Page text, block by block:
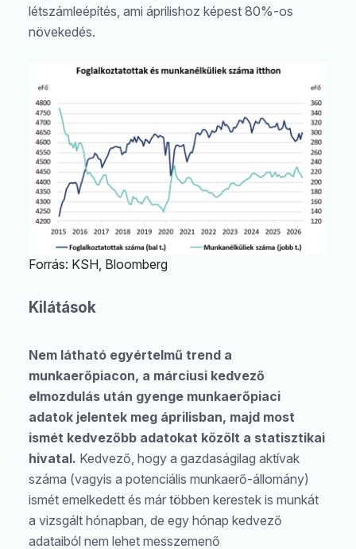
létszámleépítés, ami áprilishoz képest 80%-os
növekedés.
Forrás: KSH, Bloomberg
Kilátások
Nem látható egyértelmű trend a
munkaerőpiacon, a márciusi kedvező
elmozdulás után gyenge munkaerőpiaci
adatok jelentek meg áprilisban, majd most
ismét kedvezőbb adatokat közölt a statisztikai
hivatal. Kedvező, hogy a gazdaságilag aktívak
száma (vagyis a potenciális munkaerő-állomány)
ismét emelkedett és már többen kerestek is munkát
a vizsgált hónapban, de egy hónap kedvező
adataiból nem lehet messzemenő
Keresés